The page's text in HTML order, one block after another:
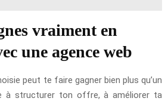
vraiment en
une agence web
peut te faire gagner bien plus qu’un
à structurer ton offre, à améliorer ta